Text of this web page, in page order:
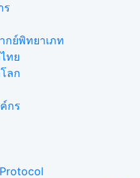
ร
ย์พิทยาเภท
ทย
ลก
กร